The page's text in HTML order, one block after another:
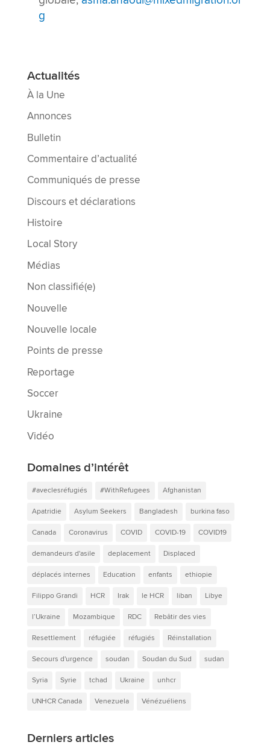
g
Actualités
À la Une
Annonces
Bulletin
Commentaire d’actualité
Communiqués de presse
Discours et déclarations
Histoire
Local Story
Médias
Non classifié(e)
Nouvelle
Nouvelle locale
Points de presse
Reportage
Soccer
Ukraine
Vidéo
Domaines d’intérêt
#aveclesréfugiés #WithRefugees Afghanistan
Apatridie Asylum Seekers Bangladesh burkina faso
Canada Coronavirus COVID COVID-19 COVID19
demandeurs d'asile deplacement Displaced
déplacés internes Education enfants ethiopie
Filippo Grandi HCR Irak le HCR liban Libye
l’Ukraine Mozambique RDC Rebâtir des vies
Resettlement réfugiée réfugiés Réinstallation
Secours d'urgence soudan Soudan du Sud sudan
Syria Syrie tchad Ukraine unhcr
UNHCR Canada Venezuela Vénézuéliens
Derniers articles